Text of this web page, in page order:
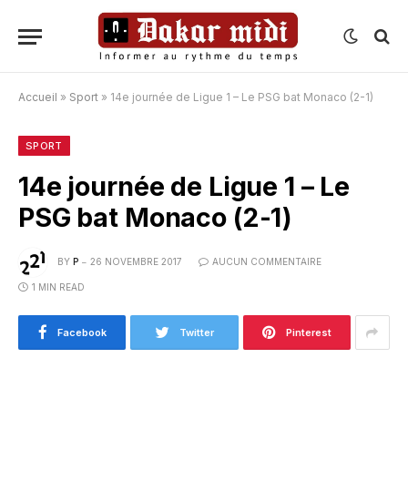
Accueil » Sport » 14e journée de Ligue 1 – Le PSG bat Monaco (2-1)
SPORT
14e journée de Ligue 1 – Le
PSG bat Monaco (2-1)
BY P 26 NOVEMBRE 2017 AUCUN COMMENTAIRE
1 MIN READ
Facebook Twitter Pinterest